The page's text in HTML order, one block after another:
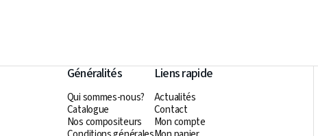
Généralités
Qui sommes-nous?
Catalogue
Nos compositeurs
Liens rapide
Actualités
Contact
Mon compte